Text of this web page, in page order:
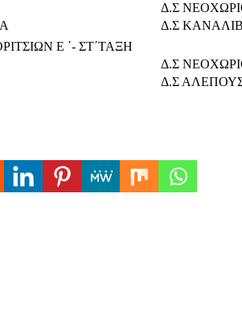
Δ.Σ
Δ.Σ
Ε ΄- ΣΤ΄ΤΑΞΗ
Δ.Σ
Δ.Σ